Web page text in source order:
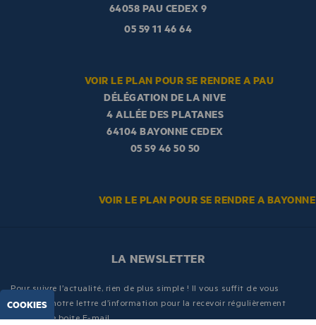
64058 PAU CEDEX 9
05 59 11 46 64
VOIR LE PLAN POUR SE RENDRE A PAU
DÉLÉGATION DE LA NIVE
4 ALLÉE DES PLATANES
64104 BAYONNE CEDEX
05 59 46 50 50
VOIR LE PLAN POUR SE RENDRE A BAYONNE
LA NEWSLETTER
Pour suivre l’actualité, rien de plus simple ! Il vous suffit de vous
inscrire à notre lettre d’information pour la recevoir régulièrement
dans votre boite E-mail.
COOKIES